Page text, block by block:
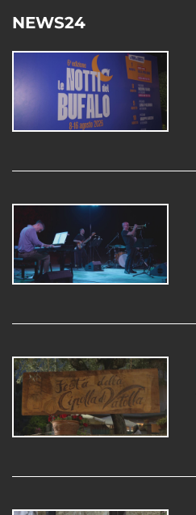
NEWS24